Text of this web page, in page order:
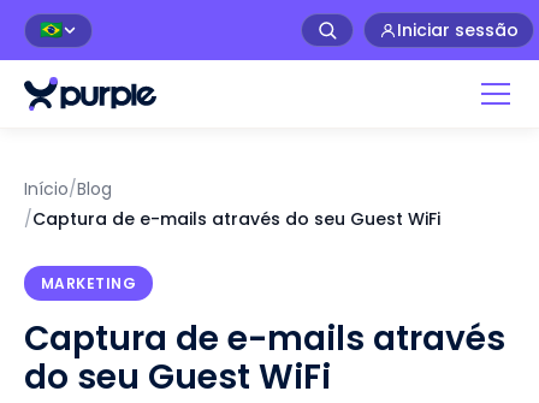
🇧🇷 Iniciar sessão
Início/Blog
/Captura de e-mails através do seu Guest WiFi
MARKETING
Captura de e-mails através
do seu Guest WiFi